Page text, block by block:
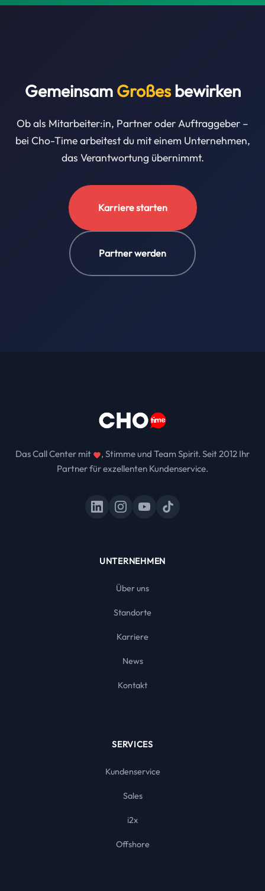
Gemeinsam Großesbewirken
Ob als Mitarbeiter:in, Partner oder Auftraggeber –
bei Cho-Time arbeitest du mit einem Unternehmen,
das Verantwortung übernimmt.
Karriere starten
Partner werden
Das Call Center mit
, Stimme und Team Spirit. Seit 2012 Ihr
Partner für exzellenten Kundenservice.
UNTERNEHMEN
Über uns
Standorte
Karriere
News
Kontakt
SERVICES
Kundenservice
Sales
i2x
Offshore